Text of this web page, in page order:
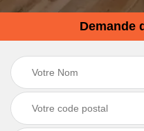
Demande